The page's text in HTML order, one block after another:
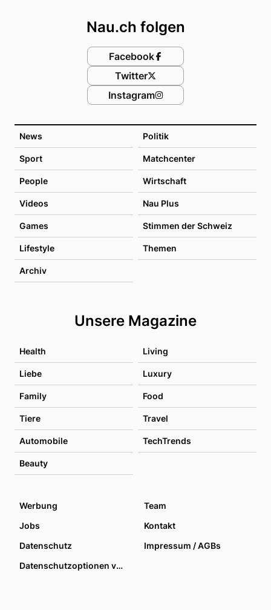
News Politik
Sport Matchcenter
People Wirtschaft
Videos Nau Plus
Games Stimmen der Schweiz
Lifestyle Themen
Archiv
Unsere Magazine
Health Living
Liebe Luxury
Family Food
Tiere Travel
Automobile TechTrends
Beauty
Nau.ch folgen
Facebook
Twitter
Instagram
Werbung
Team
Jobs
Kontakt
Datenschutz
Impressum / AGBs
Datenschutzoptionen verwalten